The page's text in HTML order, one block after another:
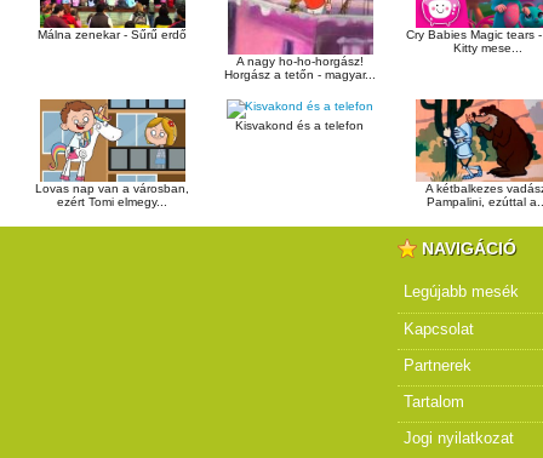
Málna zenekar - Sűrű erdő
A nagy ho-ho-horgász!
Horgász a tetőn - magyar...
Cry Babies Magic tears
Kitty mese...
Lovas nap van a városban,
ezért Tomi elmegy...
Kisvakond és a telefon
A kétbalkezes
Pampalini, ezúttal
NAVIGÁCIÓ
Legújabb mesék
Kapcsolat
Partnerek
Tartalom
Jogi nyilatkozat